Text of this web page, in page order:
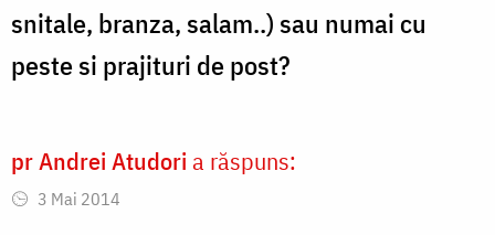
snitale, branza, salam..) sau numai cu
peste si prajituri de post?
pr Andrei Atudori a răspuns:
3 Mai 2014